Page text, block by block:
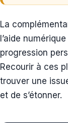
La
l’aide
progression
Recourir à ces
trouver une
et de s’étonner.